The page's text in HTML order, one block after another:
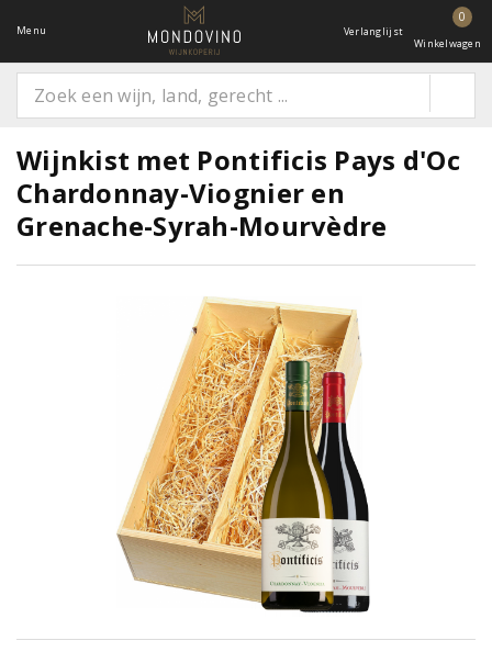
Menu Verlanglijst
0
Winkelwagen
Wijnkist met Pontificis Pays d'Oc
Chardonnay-Viognier en
Grenache-Syrah-Mourvèdre